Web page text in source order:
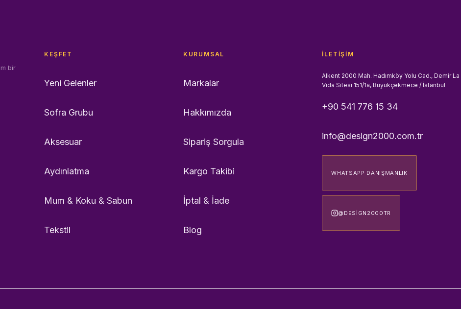
bir
KEŞFET
Yeni Gelenler
Sofra Grubu
Aksesuar
Aydınlatma
Mum & Koku & Sabun
Tekstil
KURUMSAL
Markalar
Hakkımızda
Sipariş Sorgula
Kargo Takibi
İptal & İade
Blog
İLETIŞIM
Alkent 2000 Mah. Hadımköy Yolu Cad., Demir La
Vida Sitesi 151/1a, Büyükçekmece / İstanbul
+90 541 776 15 34
info@design2000.com.tr
WHATSAPP DANIŞMANLIK
@DESIGN2000TR